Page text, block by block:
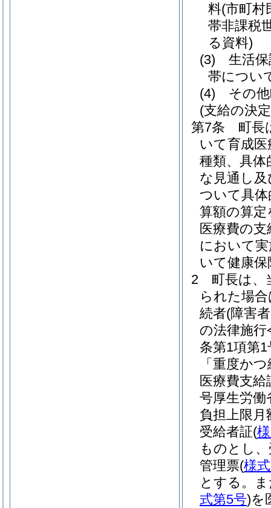
料(市町村
帯非課税
る資料)
(3)
生活
帯につい
(4)
その
(支給の決
第7条
町長
いて育成
種類、具体
な見通し
ついて具
算額の算
医療費の
において
いて健康
2
町長は、
られた場
続者(障害
の法律施行
条第1項第
「重度か
医療費支
号厚生労働
負担上限
受給者証(
ものとし
管理票(様
とする。
式第5号)を